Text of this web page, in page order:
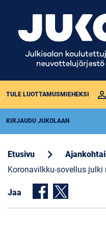
TULE LUOTTAMUSMIEHEKSI perm_identity
KIRJAUDU JUKOLAAN
Etusivu chevron_right
Koronavilkku-sovellus
Jaa